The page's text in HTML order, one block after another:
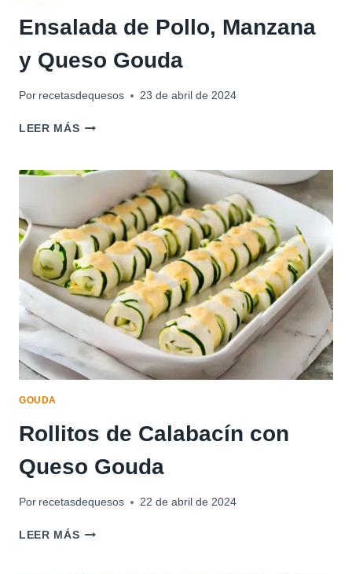
Ensalada de Pollo, Manzana
y Queso Gouda
Por recetasdequesos 23 de abril de 2024
LEER MÁSENSALADA
MANZANA
QUESO
GOUDA
GOUDA
Rollitos de Calabacín con
Queso Gouda
Por recetasdequesos 22 de abril de 2024
LEER MÁSROLLITOS